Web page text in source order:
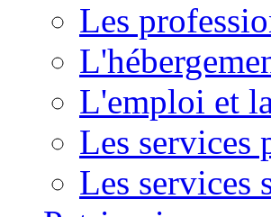
Les
L'emploi et
Les services
Les services